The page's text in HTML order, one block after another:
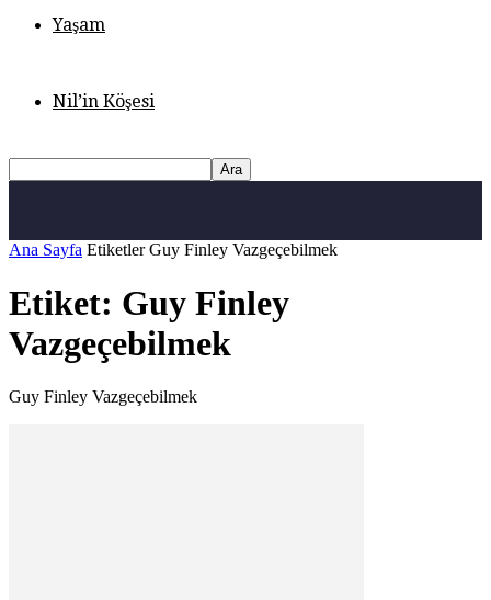
Yaşam
Nil’in Köşesi
Ana Sayfa Etiketler Guy Finley Vazgeçebilmek
Etiket: Guy Finley
Vazgeçebilmek
Guy Finley Vazgeçebilmek